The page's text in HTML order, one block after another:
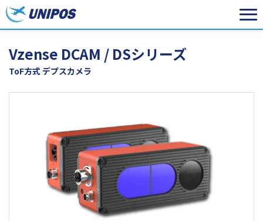
Vzense DCAM / DSシリーズ
ToF方式 デプスカメラ